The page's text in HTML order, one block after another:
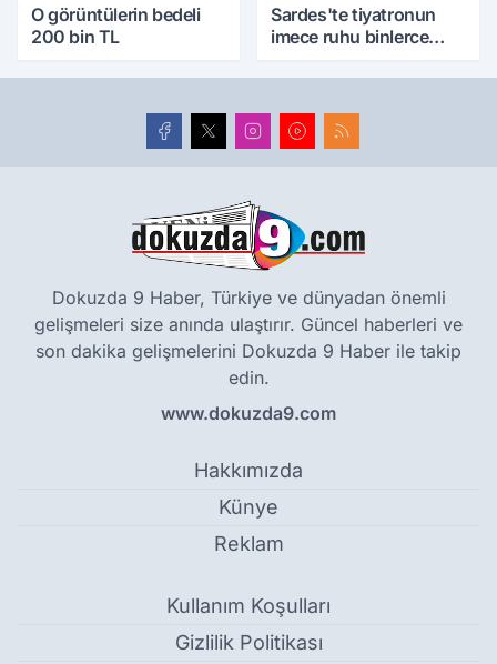
O görüntülerin bedeli
200 bin TL
Sardes'te tiyatronun
imece ruhu binlerce
Dokuzda 9 Haber, Türkiye ve dünyadan önemli
gelişmeleri size anında ulaştırır. Güncel haberleri ve
son dakika gelişmelerini Dokuzda 9 Haber ile takip
edin.
www.dokuzda9.com
Hakkımızda
Künye
Reklam
Kullanım Koşulları
Gizlilik Politikası